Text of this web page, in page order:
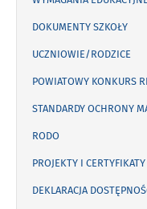
DOKUMENTY SZKOŁY
UCZNIOWIE/RODZICE
POWIATOWY KONKURS
STANDARDY OCHRONY
RODO
PROJEKTY I CERTYFIKATY
DEKLARACJA